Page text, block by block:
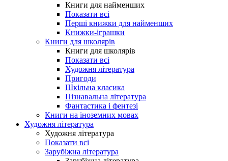
Книги для найменших
Показати всі
Перші книжки для найменших
Книжки-іграшки
Книги для школярів
Книги для школярів
Показати всі
Художня література
Пригоди
Шкільна класика
Пізнавальна література
Фантастика і фентезі
Книги на іноземних мовах
Художня література
Художня література
Показати всі
Зарубіжна література